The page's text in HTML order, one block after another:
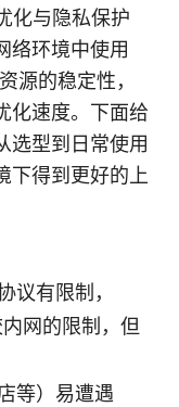
化与隐私保护
络环境中使用
源的稳定性，
化速度。下面给
选型到日常使用
下得到更好的上
议有限制，
网的限制，但
等）易遭遇